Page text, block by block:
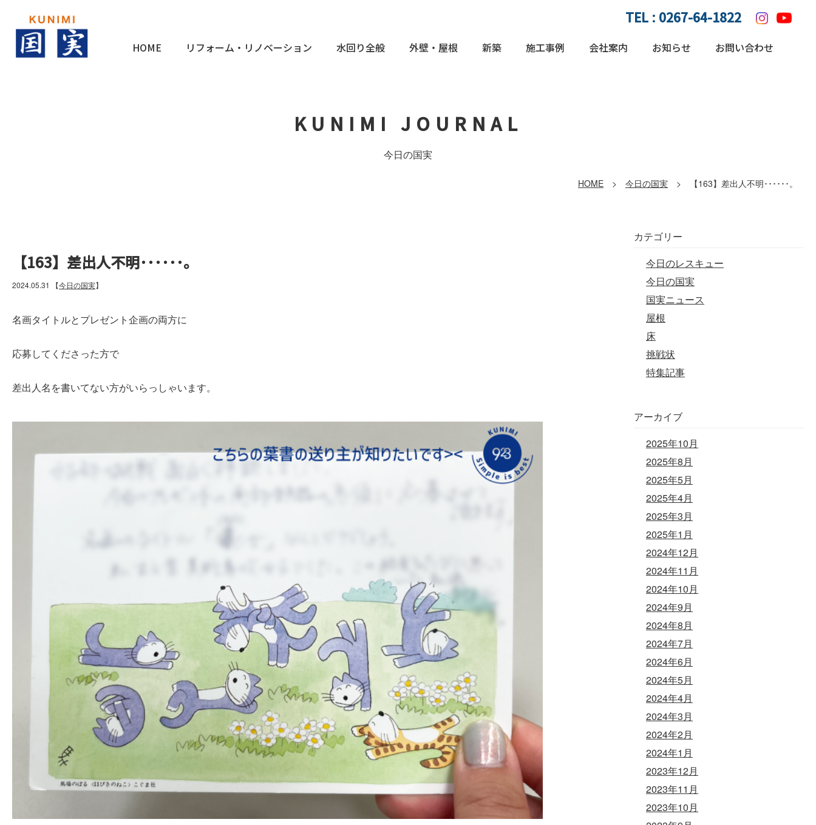
HOME リフォーム・リノベーション 水回り全般 外壁・屋根 新築 施工事例 会社案内 お知らせ お問い合わせ
TEL : 0267-64-1822
KUNIMI JOURNAL
今日の国実
HOME > 今日の国実 > 【163】差出人不明･･････。
【163】差出人不明･･････。
2024.05.31 【今日の国実】
名画タイトルとプレゼント企画の両方に
応募してくださった方で
差出人名を書いてない方がいらっしゃいます。
カテゴリー
今日のレスキュー
今日の国実
国実ニュース
屋根
床
挑戦状
特集記事
アーカイブ
2025年10月
2025年8月
2025年5月
2025年4月
2025年3月
2025年1月
2024年12月
2024年11月
2024年10月
2024年9月
2024年8月
2024年7月
2024年6月
2024年5月
2024年4月
2024年3月
2024年2月
2024年1月
2023年12月
2023年11月
2023年10月